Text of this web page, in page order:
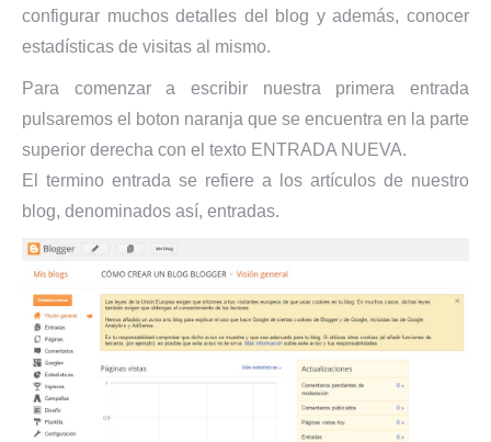
configurar muchos detalles del blog y además, conocer
estadísticas de visitas al mismo.
Para comenzar a escribir nuestra primera entrada
pulsaremos el boton naranja que se encuentra en la parte
superior derecha con el texto ENTRADA NUEVA.
El termino entrada se refiere a los artículos de nuestro
blog, denominados así, entradas.